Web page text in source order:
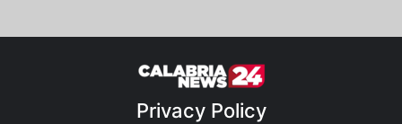
Privacy Policy